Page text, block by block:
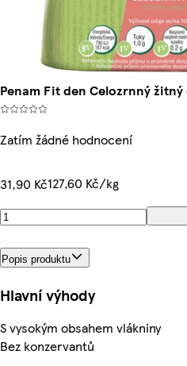
Penam Fit den Celozrnný žitný
Zatím žádné hodnocení
31,90 Kč127,60 Kč/kg
Popis produktu
Hlavní výhody
S vysokým obsahem vlákniny
Bez konzervantů